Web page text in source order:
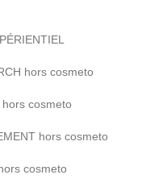
hors cosmeto
cosmeto
hors cosmeto
cosmeto